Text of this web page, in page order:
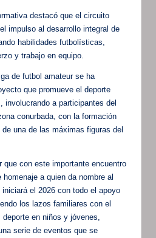
destacó que el circuito
impulso al desarrollo integral de
habilidades futbolísticas,
y trabajo en equipo.
de futbol amateur se ha
que promueve el deporte
involucrando a participantes del
conurbada, con la formación
una de las máximas figuras del
que con este importante encuentro
a quien da nombre al
el 2026 con todo el apoyo
los lazos familiares con el
en niños y jóvenes,
serie de eventos que se